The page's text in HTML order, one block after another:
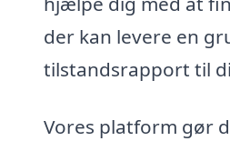
der kan levere en
tilstandsrapport til
Vores platform gør